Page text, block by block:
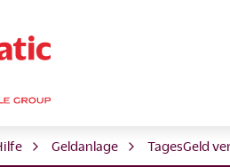
Geldanlage TagesGeld